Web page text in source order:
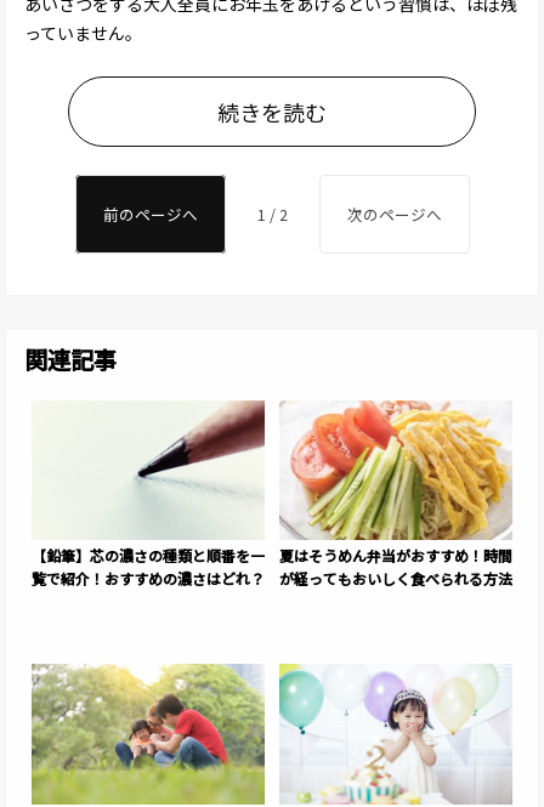
っていません。
続きを読む
前のページへ 1 / 2 次のページへ
関連記事
【鉛筆】芯の濃さの種類と順番を一
覧で紹介！おすすめの濃さはどれ？
夏はそうめん弁当がおすすめ！時間
が経ってもおいしく食べられる方法